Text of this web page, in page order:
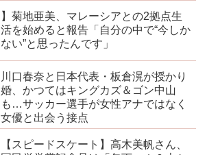
】菊地亜美、マレーシアとの2拠点生
活を始めると報告「自分の中で“今しか
ない”と思ったんです」
川口春奈と日本代表・板倉滉が授かり
婚、かつてはキングカズ＆ゴン中山
も…サッカー選手が女性アナではなく
女優と出会う接点
【スピードスケート】高木美帆さん、